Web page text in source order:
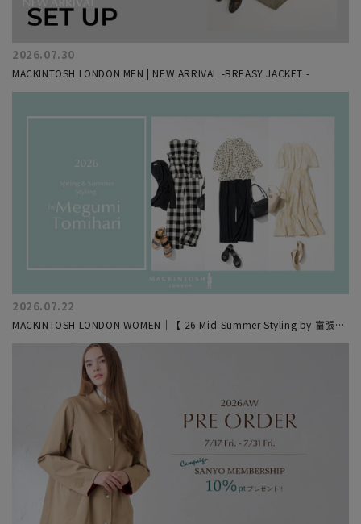
2026.07.30
MACKINTOSH LONDON MEN | NEW ARRIVAL -BREASY JACKET -
2026.07.22
MACKINTOSH LONDON WOMEN｜【 26 Mid-Summer Styling by 富張愛